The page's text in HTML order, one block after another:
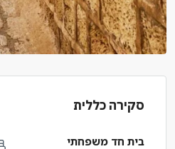
סקירה כללית
בית חד משפחתי